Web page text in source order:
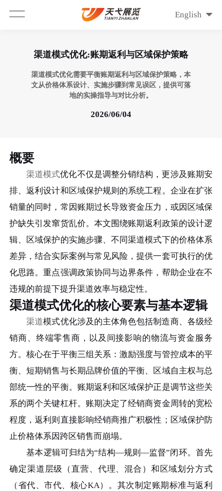
English
渠道模式优化:账期返利与区域保护策略
渠道模式优化需要平衡账期返利与区域保护策略，本
文从价格体系设计、实施步骤到常见误区，提供可落
地的实操指导与对比分析。
2026/06/04
概要
渠道模式优化不仅是调整分销结构，更涉及账期安
排、返利设计和区域保护规则的系统工程。企业在扩张
销量的同时，常因账期过长导致资金压力，或因区域保
护缺失引发窜货乱价。本文围绕账期返利政策的设计逻
辑、区域保护的实施步骤、不同渠道模式下的价格体系
差异，结合实际案例与常见风险，提供一套可执行的优
化思路。重点强调政策协同与边界条件，帮助企业在不
违规的前提下提升渠道效率与稳定性。
渠道模式优化的核心要素与基本逻辑
渠道模式优化涉及的主体角色包括制造商、各级经
销商、终端零售商，以及间接影响的物流与资金服务
方。核心在于平衡三组关系：激励强度与管控成本的平
衡、短期销售与长期品牌价值的平衡、区域自主权与总
部统一性的平衡。账期返利和区域保护正是调节这些关
系的两个关键杠杆。账期决定了经销商资金周转的宽松
程度，返利则直接影响经销商推广积极性；区域保护防
止价格体系因跨区销售而崩塌。
基本逻辑可归结为“结构—规则—监督”闭环。首先
确定渠道层级（直营、代理、混合）和区域划分方式
（省代、市代、核心KA）。其次制定账期标准与返利